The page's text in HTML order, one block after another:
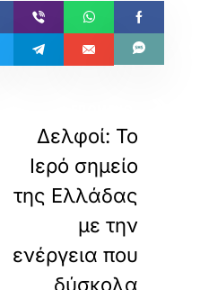
Δελφοί: Το
Ιερό σημείο
της Ελλάδας
με την
ενέργεια που
δύσκολα